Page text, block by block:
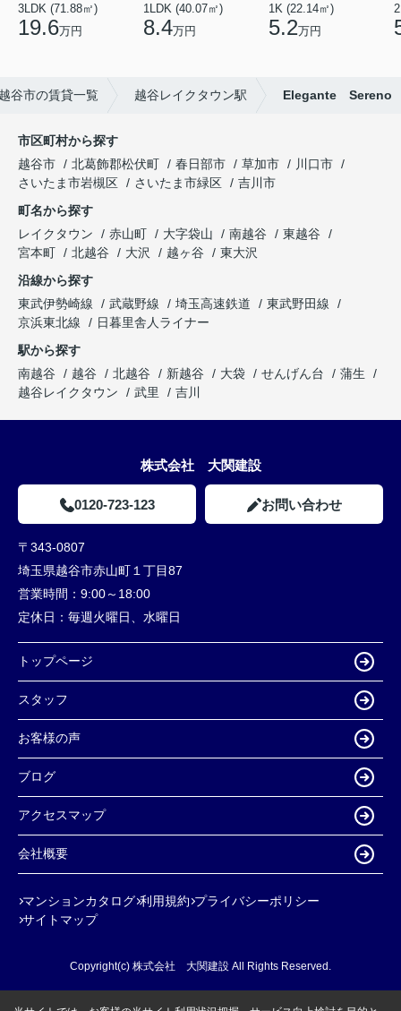
3LDK (71.88㎡)
19.6万円
1LDK (40.07㎡)
8.4万円
1K (22.14㎡)
5.2万円
谷市の賃貸一覧 越谷レイクタウン駅 Elegante Sereno
市区町村から探す
越谷市
北葛飾郡松伏町 春日部市 草加市
川口市
さいたま市岩槻区
さいたま市緑区
吉川市
町名から探す
レイクタウン
赤山町 大字袋山 南越谷
東越谷
宮本町
北越谷 大沢 越ヶ谷
東大沢
沿線から探す
東武伊勢崎線
武蔵野線 埼玉高速鉄道
東武野田線
京浜東北線
日暮里舎人ライナー
駅から探す
南越谷
越谷 北越谷 新越谷 大袋 せんげん台
蒲生
越谷レイクタウン
武里 吉川
株式会社 大関建設
0120-723-123 お問い合わせ
〒343-0807
埼玉県越谷市赤山町１丁目87
営業時間： 9:00～18:00
定休日： 毎週火曜日、水曜日
トップページ
スタッフ
お客様の声
ブログ
アクセスマップ
会社概要
マンションカタログ 利用規約 プライバシーポリシー
サイトマップ
Copyright(c) 株式会社 大関建設 All Rights Reserved.